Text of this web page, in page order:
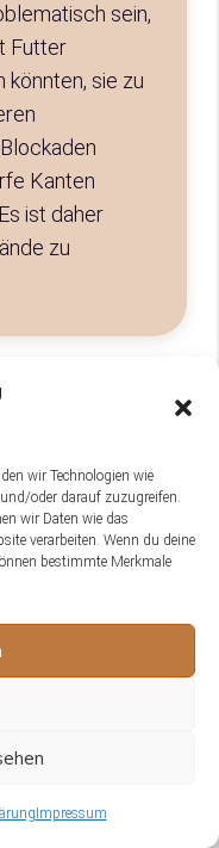
wir Technologien wie
oder darauf zuzugreifen.
wir Daten wie das
verarbeiten. Wenn du deine
bestimmte Merkmale
Impressum
sein,
Futter
sie zu
Kanten
ist daher
zu
Gabe von
des
Mineralfutter
Kalzium und
Knochen und